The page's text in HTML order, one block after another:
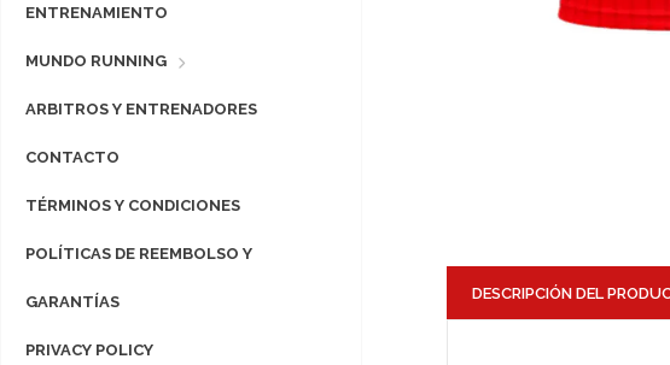
ENTRENAMIENTO
MUNDO RUNNING
ARBITROS Y ENTRENADORES
CONTACTO
TÉRMINOS Y CONDICIONES
POLÍTICAS DE REEMBOLSO Y
GARANTÍAS
PRIVACY POLICY
DESCRIPCIÓN DEL